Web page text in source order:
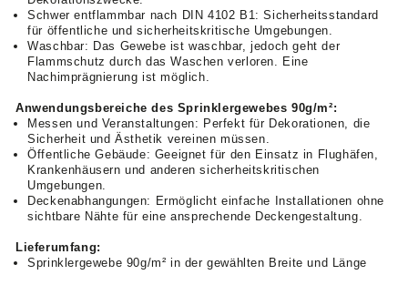
Schwer entflammbar nach DIN 4102 B1: Sicherheitsstandard
für öffentliche und sicherheitskritische Umgebungen.
Waschbar: Das Gewebe ist waschbar, jedoch geht der
Flammschutz durch das Waschen verloren. Eine
Nachimprägnierung ist möglich.
Anwendungsbereiche des Sprinklergewebes 90g/m²:
Messen und Veranstaltungen: Perfekt für Dekorationen, die
Sicherheit und Ästhetik vereinen müssen.
Öffentliche Gebäude: Geeignet für den Einsatz in Flughäfen,
Krankenhäusern und anderen sicherheitskritischen
Umgebungen.
Deckenabhangungen: Ermöglicht einfache Installationen ohne
sichtbare Nähte für eine ansprechende Deckengestaltung.
Lieferumfang:
Sprinklergewebe 90g/m² in der gewählten Breite und Länge